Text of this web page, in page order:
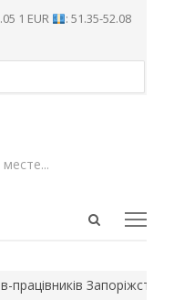
1 EUR
: 51.35-52.08
Open